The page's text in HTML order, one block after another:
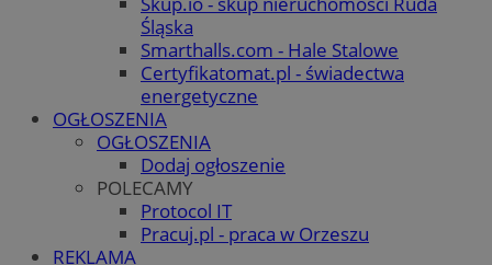
Śląska
Smarthalls.com - Hale Stalowe
Certyfikatomat.pl - świadectwa
energetyczne
OGŁOSZENIA
OGŁOSZENIA
Dodaj ogłoszenie
POLECAMY
Protocol IT
Pracuj.pl - praca w Orzeszu
REKLAMA